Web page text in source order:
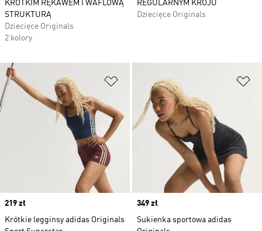
KRÓTKIM RĘKAWEM I WAFLOWĄ
STRUKTURĄ
Dziecięce Originals
2 kolory
REGULARNYM KROJU
Dziecięce Originals
Dodaj do listy życzeń
Price
219 zł
Krótkie legginsy adidas Originals
Price
349 zł
Sukienka sportowa adidas